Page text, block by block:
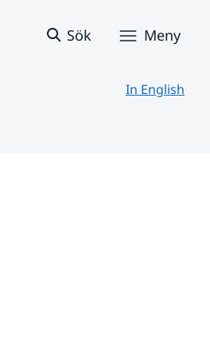
Sök Meny
In English